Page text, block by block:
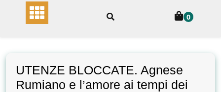
0
UTENZE BLOCCATE. Agnese
Rumiano e l’amore ai tempi dei